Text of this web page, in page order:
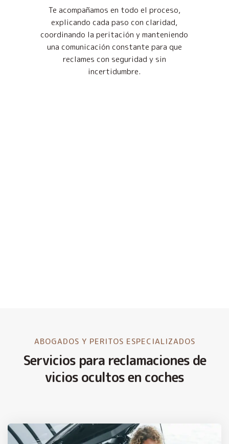
Te acompañamos en todo el proceso,
explicando cada paso con claridad,
coordinando la peritación y manteniendo
una comunicación constante para que
reclames con seguridad y sin
incertidumbre.
ABOGADOS Y PERITOS ESPECIALIZADOS
Servicios para reclamaciones de
vicios ocultos en coches